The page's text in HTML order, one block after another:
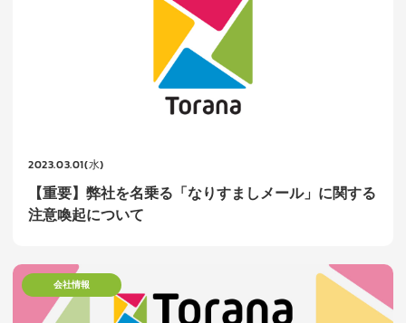
2023.03.01(水)
【重要】弊社を名乗る「なりすましメール」に関する
注意喚起について
会社情報